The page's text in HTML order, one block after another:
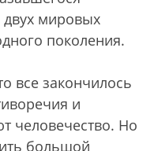
мировых
поколения.
все закончилось
и
человечество. Но
большой